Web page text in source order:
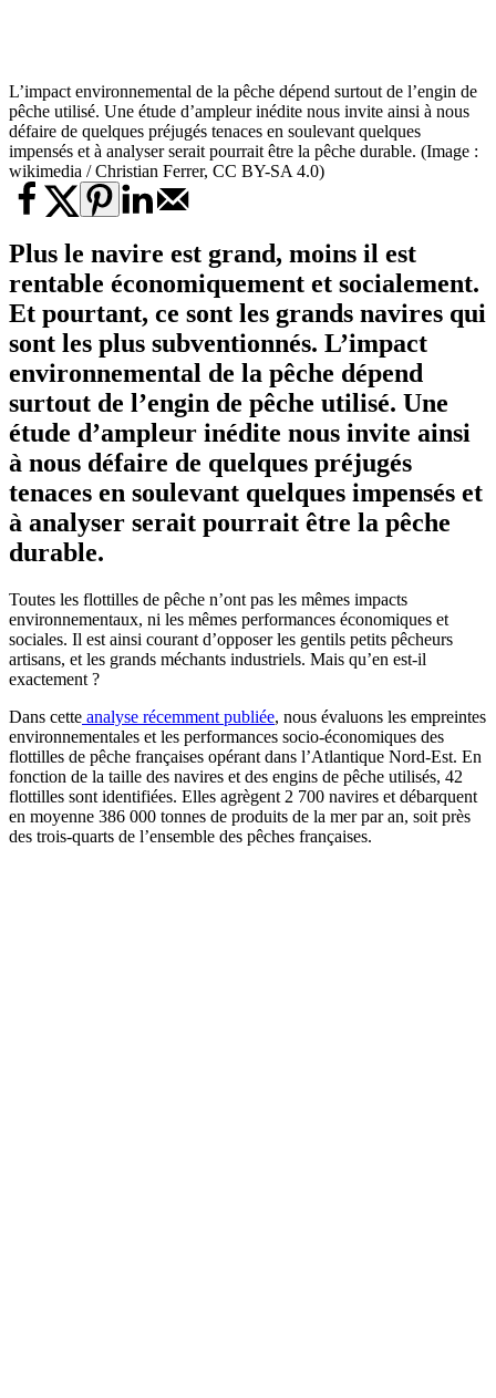
L’impact environnemental de la pêche dépend surtout de l’engin de
pêche utilisé. Une étude d’ampleur inédite nous invite ainsi à nous
défaire de quelques préjugés tenaces en soulevant quelques
impensés et à analyser serait pourrait être la pêche durable. (Image :
wikimedia / Christian Ferrer, CC BY-SA 4.0)
Plus le navire est grand, moins il est
rentable économiquement et socialement.
Et pourtant, ce sont les grands navires qui
sont les plus subventionnés. L’impact
environnemental de la pêche dépend
surtout de l’engin de pêche utilisé. Une
étude d’ampleur inédite nous invite ainsi
à nous défaire de quelques préjugés
tenaces en soulevant quelques impensés et
à analyser serait pourrait être la pêche
durable.
Toutes les flottilles de pêche n’ont pas les mêmes impacts
environnementaux, ni les mêmes performances économiques et
sociales. Il est ainsi courant d’opposer les gentils petits pêcheurs
artisans, et les grands méchants industriels. Mais qu’en est-il
exactement ?
Dans cette analyse récemment publiée, nous évaluons les empreintes
environnementales et les performances socio-économiques des
flottilles de pêche françaises opérant dans l’Atlantique Nord-Est. En
fonction de la taille des navires et des engins de pêche utilisés, 42
flottilles sont identifiées. Elles agrègent 2 700 navires et débarquent
en moyenne 386 000 tonnes de produits de la mer par an, soit près
des trois-quarts de l’ensemble des pêches françaises.